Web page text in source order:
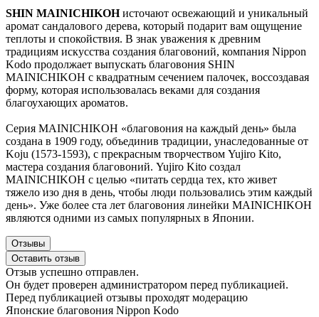
SHIN MAINICHIKOHисточают освежающий и уникальный
аромат сандалового дерева, который подарит вам ощущение
теплоты и спокойствия. В знак уважения к древним
традициям искусства создания благовоний, компания Nippon
Kodo продолжает выпускать благовония SHIN
MAINICHIKOH с квадратным сечением палочек, воссоздавая
форму, которая использовалась веками для создания
благоухающих ароматов.
Серия MAINICHIKOH «благовония на каждый день» была
создана в 1909 году, объединив традиции, унаследованные от
Koju (1573-1593), с прекрасным творчеством Yujiro Kito,
мастера создания благовоний. Yujiro Kito создал
MAINICHIKOH с целью «питать сердца тех, кто живет
тяжело изо дня в день, чтобы люди пользовались этим каждый
день». Уже более ста лет благовония линейки MAINICHIKOH
являются одними из самых популярных в Японии.
Отзывы
Оставить отзыв
Отзыв успешно отправлен.
Он будет проверен администратором перед публикацией.
Перед публикацией отзывы проходят модерацию
Японские благовония Nippon Kodo